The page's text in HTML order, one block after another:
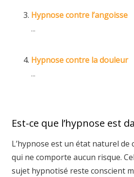
Hypnose contre l’angoisse
...
Hypnose contre la douleur
...
Est-ce que l’hypnose est
L’hypnose est un état naturel de
qui ne comporte aucun risque.
sujet hypnotisé reste conscient